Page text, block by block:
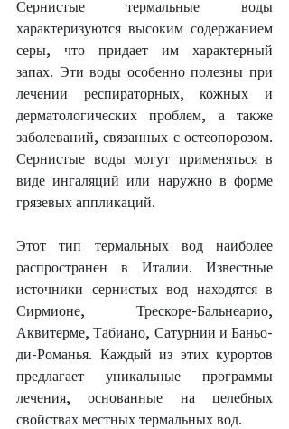
Сернистые термальные воды
характеризуются высоким содержанием
серы, что придает им характерный
запах. Эти воды особенно полезны при
лечении респираторных, кожных и
дерматологических проблем, а также
заболеваний, связанных с остеопорозом.
Сернистые воды могут применяться в
виде ингаляций или наружно в форме
грязевых аппликаций.
Этот тип термальных вод наиболее
распространен в Италии. Известные
источники сернистых вод находятся в
Сирмионе, Трескоре-Бальнеарио,
Аквитерме, Табиано, Сатурнии и Баньо-
ди-Романья. Каждый из этих курортов
предлагает уникальные программы
лечения, основанные на целебных
свойствах местных термальных вод.